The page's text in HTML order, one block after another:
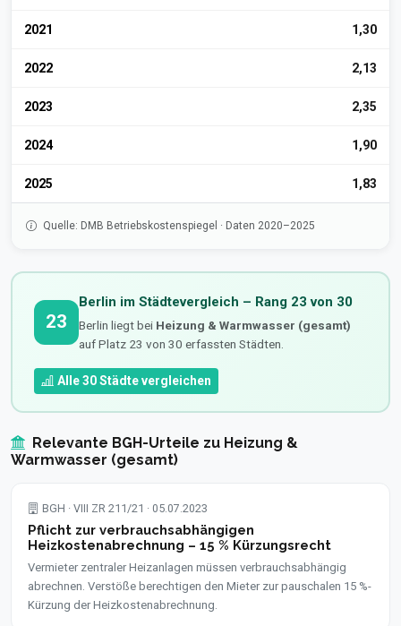
2021 1,30
2022 2,13
2023 2,35
2024 1,90
2025 1,83
Quelle: DMB Betriebskostenspiegel · Daten 2020–2025
23
Berlin im Städtevergleich – Rang 23 von 30
Berlin liegt bei Heizung & Warmwasser (gesamt)
auf Platz 23 von 30 erfassten Städten.
Alle 30 Städte vergleichen
Relevante BGH-Urteile zu Heizung &
Warmwasser (gesamt)
BGH · VIII ZR 211/21 · 05.07.2023
Pflicht zur verbrauchsabhängigen
Heizkostenabrechnung – 15 % Kürzungsrecht
Vermieter zentraler Heizanlagen müssen verbrauchsabhängig
abrechnen. Verstöße berechtigen den Mieter zur pauschalen 15 %-
Kürzung der Heizkostenabrechnung.